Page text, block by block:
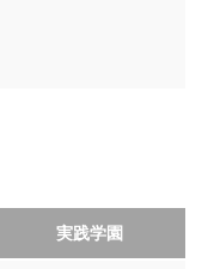
実践学園